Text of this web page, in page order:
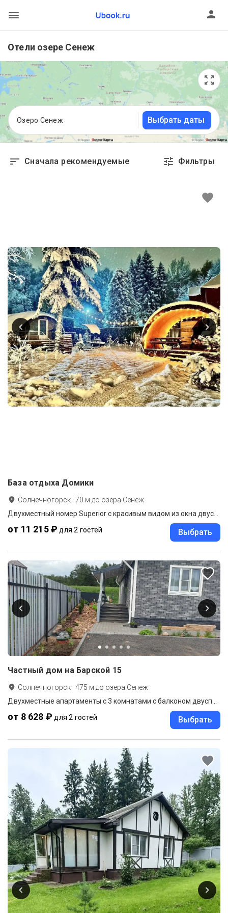
Отели озере Сенеж
Озеро Сенеж Выбрать даты
Сначала рекомендуемые Фильтры
База отдыха Домики
Солнечногорск ·70 м до озера Сенеж
Двухместный номер Superior с красивым видом из окна двуспальная кровать
от 11 215 ₽ для 2 гостей Выбрать
Частный дом на Барской 15
Солнечногорск ·475 м до озера Сенеж
Двухместные апартаменты с 3 комнатами с балконом двуспальная кровать
от 8 628 ₽ для 2 гостей Выбрать